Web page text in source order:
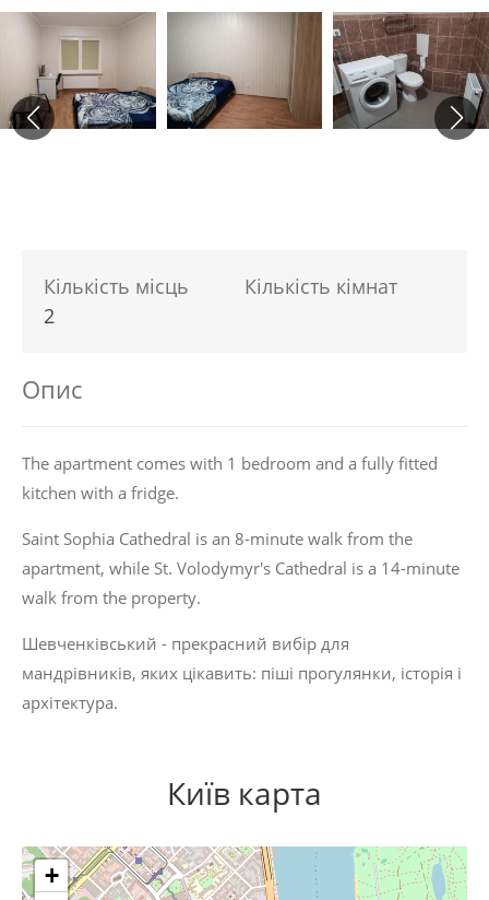
Кількість місць
2
Кількість кімнат
Опис
The apartment comes with 1 bedroom and a fully fitted
kitchen with a fridge.
Saint Sophia Cathedral is an 8-minute walk from the
apartment, while St. Volodymyr's Cathedral is a 14-minute
walk from the property.
Шевченківський - прекрасний вибір для
мандрівників, яких цікавить: піші прогулянки, історія і
архітектура.
Київ карта
+